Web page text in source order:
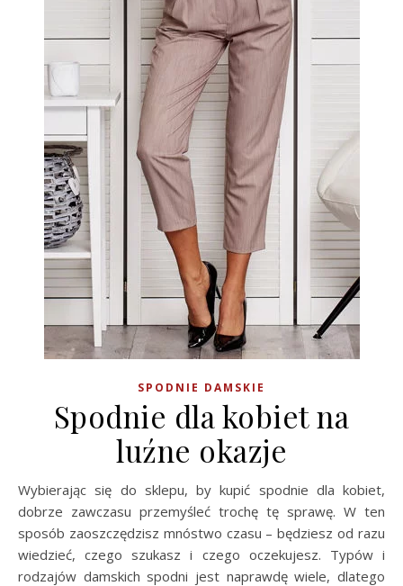
SPODNIE DAMSKIE
Spodnie dla kobiet na
luźne okazje
Wybierając się do sklepu, by kupić spodnie dla kobiet,
dobrze zawczasu przemyśleć trochę tę sprawę. W ten
sposób zaoszczędzisz mnóstwo czasu – będziesz od razu
wiedzieć, czego szukasz i czego oczekujesz. Typów i
rodzajów damskich spodni jest naprawdę wiele, dlatego